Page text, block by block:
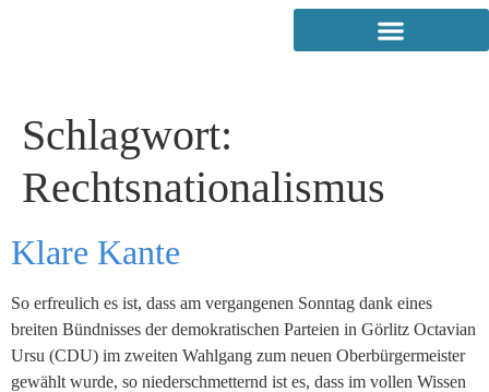
Schlagwort:
Rechtsnationalismus
Klare Kante
So erfreulich es ist, dass am vergangenen Sonntag dank eines
breiten Bündnisses der demokratischen Parteien in Görlitz Octavian
Ursu (CDU) im zweiten Wahlgang zum neuen Oberbürgermeister
gewählt wurde, so niederschmetternd ist es, dass im vollen Wissen